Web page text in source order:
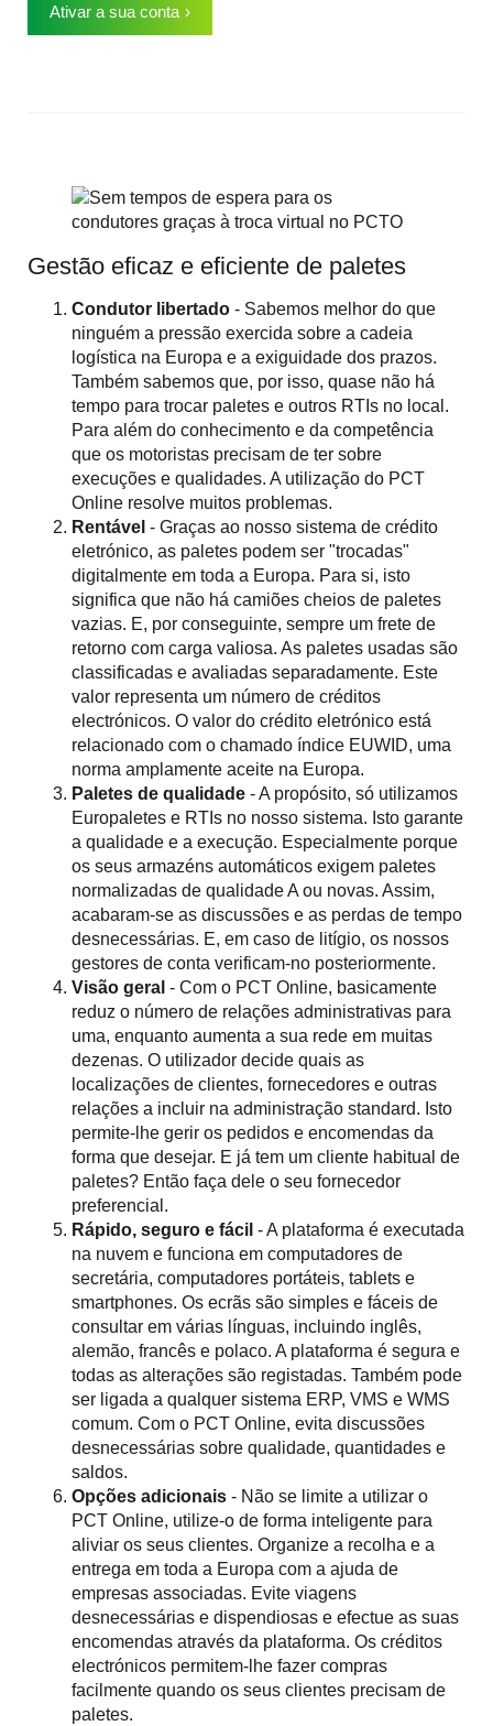
Ativar a sua conta
Gestão eficaz e eficiente de paletes
Condutor libertado - Sabemos melhor do que
ninguém a pressão exercida sobre a cadeia
logística na Europa e a exiguidade dos prazos.
Também sabemos que, por isso, quase não há
tempo para trocar paletes e outros RTIs no local.
Para além do conhecimento e da competência
que os motoristas precisam de ter sobre
execuções e qualidades. A utilização do PCT
Online resolve muitos problemas.
Rentável - Graças ao nosso sistema de crédito
eletrónico, as paletes podem ser "trocadas"
digitalmente em toda a Europa. Para si, isto
significa que não há camiões cheios de paletes
vazias. E, por conseguinte, sempre um frete de
retorno com carga valiosa. As paletes usadas são
classificadas e avaliadas separadamente. Este
valor representa um número de créditos
electrónicos. O valor do crédito eletrónico está
relacionado com o chamado índice EUWID, uma
norma amplamente aceite na Europa.
Paletes de qualidade - A propósito, só utilizamos
Europaletes e RTIs no nosso sistema. Isto garante
a qualidade e a execução. Especialmente porque
os seus armazéns automáticos exigem paletes
normalizadas de qualidade A ou novas. Assim,
acabaram-se as discussões e as perdas de tempo
desnecessárias. E, em caso de litígio, os nossos
gestores de conta verificam-no posteriormente.
Visão geral - Com o PCT Online, basicamente
reduz o número de relações administrativas para
uma, enquanto aumenta a sua rede em muitas
dezenas. O utilizador decide quais as
localizações de clientes, fornecedores e outras
relações a incluir na administração standard. Isto
permite-lhe gerir os pedidos e encomendas da
forma que desejar. E já tem um cliente habitual de
paletes? Então faça dele o seu fornecedor
preferencial.
Rápido, seguro e fácil - A plataforma é executada
na nuvem e funciona em computadores de
secretária, computadores portáteis, tablets e
smartphones. Os ecrãs são simples e fáceis de
consultar em várias línguas, incluindo inglês,
alemão, francês e polaco. A plataforma é segura e
todas as alterações são registadas. Também pode
ser ligada a qualquer sistema ERP, VMS e WMS
comum. Com o PCT Online, evita discussões
desnecessárias sobre qualidade, quantidades e
saldos.
Opções adicionais - Não se limite a utilizar o
PCT Online, utilize-o de forma inteligente para
aliviar os seus clientes. Organize a recolha e a
entrega em toda a Europa com a ajuda de
empresas associadas. Evite viagens
desnecessárias e dispendiosas e efectue as suas
encomendas através da plataforma. Os créditos
electrónicos permitem-lhe fazer compras
facilmente quando os seus clientes precisam de
paletes.